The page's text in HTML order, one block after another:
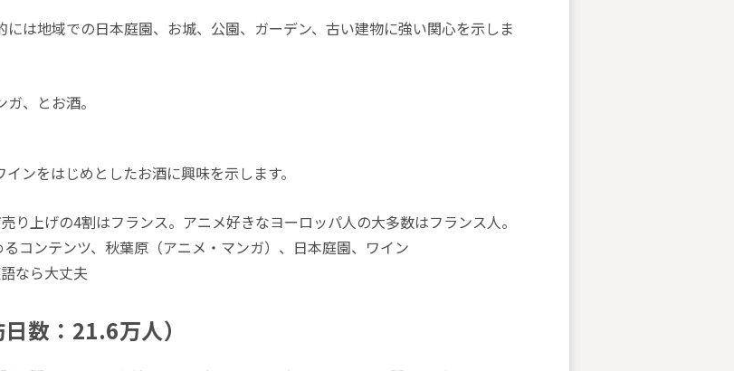
は地域での日本庭園、お城、公園、ガーデン、古い建物に強い関心を示しま
、とお酒。
ンをはじめとしたお酒に興味を示します。
り上げの4割はフランス。アニメ好きなヨーロッパ人の大多数はフランス人。
コンテンツ、秋葉原（アニメ・マンガ）、日本庭園、ワイン
ら大丈夫
数：21.6万人）